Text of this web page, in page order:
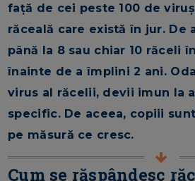
față de cei peste 100 de
răceală care există în jur. De
până la 8 sau chiar 10 răceli
înainte de a împlini 2 ani.
virus al răcelii, devii imun la
specific. De aceea, copiii
pe măsură ce cresc.
Cum se răspândesc